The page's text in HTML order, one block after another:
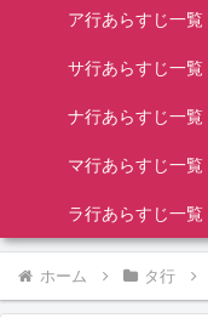
ア行あらすじ一覧
サ行あらすじ一覧
ナ行あらすじ一覧
マ行あらすじ一覧
ラ行あらすじ一覧
ホーム タ行